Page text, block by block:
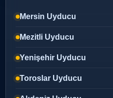
Mersin Uyducu
Mezitli Uyducu
Yenişehir Uyducu
Toroslar Uyducu